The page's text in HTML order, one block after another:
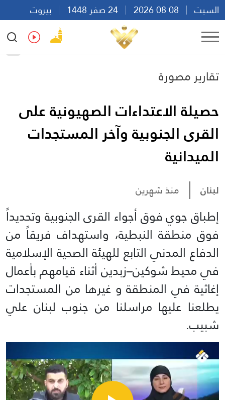
السبت
بيروت
21:56
Ar
تقارير مصورة
حصيلة الاعتداءات الصهيونية على
القرى الجنوبية وآخر المستجدات
الميدانية
لبنان منذ شهرين
إطباق جوي فوق أجواء القرى الجنوبية وتحديداً
فوق منطقة النبطية، واستهداف فريقاً من
الدفاع المدني التابع للهيئة الصحية الإسلامية
في محيط شوكين–زبدين أثناء قيامهم بأعمال
إغاثية في المنطقة و غيرها من المستجدات
يطلعنا عليها مراسلنا من جنوب لبنان علي
شبيب.